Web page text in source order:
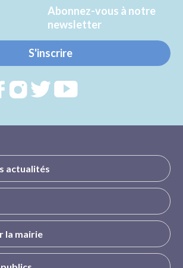
Abonnez-vous à notre
newsletter
S'inscrire
RejoignezRejoignezRejoignez
actualités
la mairie